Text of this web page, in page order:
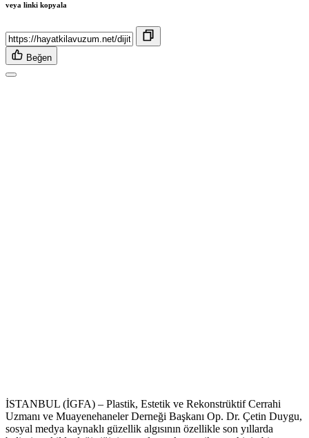
veya linki kopyala
Beğen
İSTANBUL (İGFA) – Plastik, Estetik ve Rekonstrüktif Cerrahi
Uzmanı ve Muayenehaneler Derneği Başkanı Op. Dr. Çetin Duygu,
sosyal medya kaynaklı güzellik algısının özellikle son yıllarda